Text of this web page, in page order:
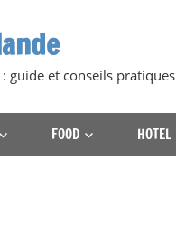
guide et conseils pratiques
FOOD HOTEL